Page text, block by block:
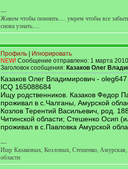
---
Живем чтобы помнить..... умрем чтобы все
снова узнать.....
Профиль
Игнорировать
NEW! Сообщение отправлено: 1 марта
Заголовок сообщения: Казаков Олег
Казаков Олег Владимирович - oleg647
ICQ 165088684
Ищу родственников. Казаков Федор
проживал в с.Чалганы, Амурской
Козлов Терентий Васильевич, род.
Читинской области; Стешенко Осип
проживал в с.Павловка Амурской
---
Ищу Казаковых, Козловых, Стешенко, Амурская,
области